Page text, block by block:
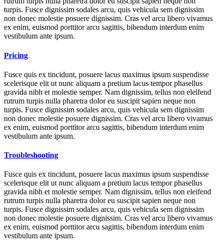
turpis. Fusce dignissim sodales arcu, quis vehicula sem dignissim
non donec molestie posuere dignissim. Cras vel arcu libero vivamus
ex enim, euismod porttitor arcu sagittis, bibendum interdum enim
vestibulum ante ipsum.
Pricing
Fusce quis ex tincidunt, posuere lacus maximus ipsum suspendisse
scelerisque elit ut nunc aliquam a pretium lacus tempor phasellus
gravida nibh et molestie semper. Nam dignissim, tellus non eleifend
rutrum turpis nulla pharetra dolor eu suscipit sapien neque non
turpis. Fusce dignissim sodales arcu, quis vehicula sem dignissim
non donec molestie posuere dignissim. Cras vel arcu libero vivamus
ex enim, euismod porttitor arcu sagittis, bibendum interdum enim
vestibulum ante ipsum.
Troubleshooting
Fusce quis ex tincidunt, posuere lacus maximus ipsum suspendisse
scelerisque elit ut nunc aliquam a pretium lacus tempor phasellus
gravida nibh et molestie semper. Nam dignissim, tellus non eleifend
rutrum turpis nulla pharetra dolor eu suscipit sapien neque non
turpis. Fusce dignissim sodales arcu, quis vehicula sem dignissim
non donec molestie posuere dignissim. Cras vel arcu libero vivamus
ex enim, euismod porttitor arcu sagittis, bibendum interdum enim
vestibulum ante ipsum.